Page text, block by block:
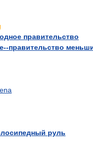
правительство
правительство
руль